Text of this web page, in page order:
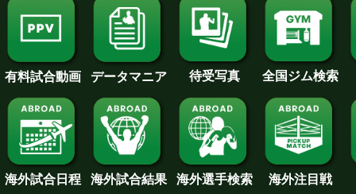
有料試合動画 データマニア 待受写真 全国ジム検索
海外試合日程 海外試合結果 海外選手検索 海外注目戦